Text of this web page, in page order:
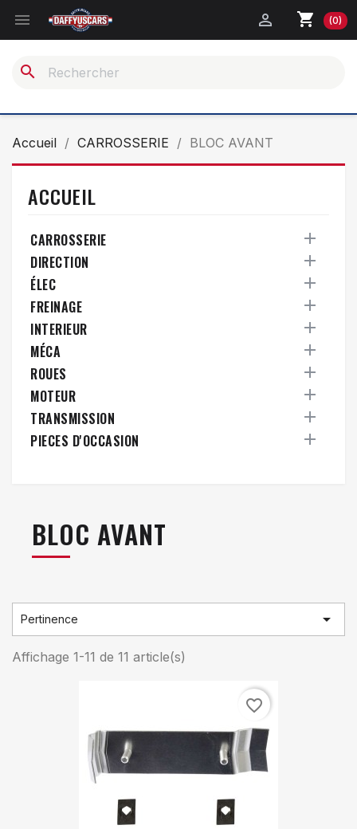
 shopping_cart (0)

search
Accueil CARROSSERIE BLOC AVANT
ACCUEIL
CARROSSERIE

DIRECTION

ÉLEC

FREINAGE

INTERIEUR

MÉCA

ROUES

MOTEUR

TRANSMISSION

PIECES D'OCCASION

BLOC AVANT
Pertinence 
Affichage 1-11 de 11 article(s)
favorite_border